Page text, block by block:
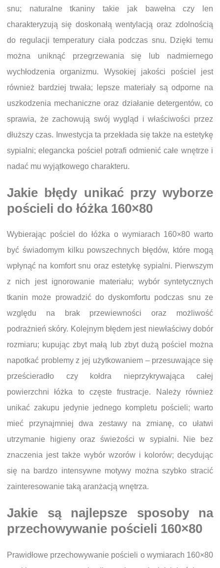
snu; naturalne tkaniny takie jak bawełna czy len
charakteryzują się doskonałą wentylacją oraz zdolnością
do regulacji temperatury ciała podczas snu. Dzięki temu
można uniknąć przegrzewania się lub nadmiernego
wychłodzenia organizmu. Wysokiej jakości pościel jest
również bardziej trwała; lepsze materiały są odporne na
uszkodzenia mechaniczne oraz działanie detergentów, co
sprawia, że zachowują swój wygląd i właściwości przez
dłuższy czas. Inwestycja ta przekłada się także na estetykę
sypialni; elegancka pościel potrafi odmienić całe wnętrze i
nadać mu wyjątkowego charakteru.
Jakie błędy unikać przy wyborze
pościeli do łóżka 160×80
Wybierając pościel do łóżka o wymiarach 160×80 warto
być świadomym kilku powszechnych błędów, które mogą
wpłynąć na komfort snu oraz estetykę sypialni. Pierwszym
z nich jest ignorowanie materiału; wybór syntetycznych
tkanin może prowadzić do dyskomfortu podczas snu ze
względu na brak przewiewności oraz możliwość
podrażnień skóry. Kolejnym błędem jest niewłaściwy dobór
rozmiaru; kupując zbyt małą lub zbyt dużą pościel można
napotkać problemy z jej użytkowaniem – przesuwające się
prześcieradło czy kołdra nieprzykrywająca całej
powierzchni łóżka to częste frustracje. Należy również
unikać zakupu jedynie jednego kompletu pościeli; warto
mieć przynajmniej dwa zestawy na zmianę, co ułatwi
utrzymanie higieny oraz świeżości w sypialni. Nie bez
znaczenia jest także wybór wzorów i kolorów; decydując
się na bardzo intensywne motywy można szybko stracić
zainteresowanie taką aranżacją wnętrza.
Jakie są najlepsze sposoby na
przechowywanie pościeli 160×80
Prawidłowe przechowywanie pościeli o wymiarach 160×80